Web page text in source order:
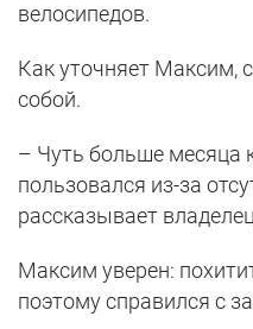
велосипедов.
Как уточняет Максим,
собой.
– Чуть больше месяца
пользовался из-за
рассказывает
Максим уверен:
поэтому справился с